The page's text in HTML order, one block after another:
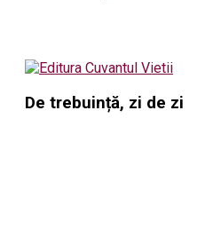
De trebuință, zi de zi